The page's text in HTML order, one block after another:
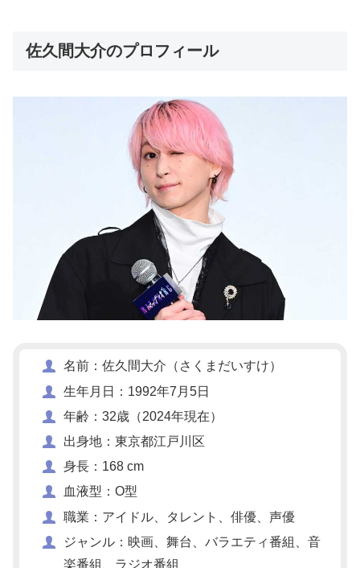
佐久間大介のプロフィール
名前：佐久間大介（さくまだいすけ）
生年月日：1992年7月5日
年齢：32歳（2024年現在）
出身地：東京都江戸川区
身長：168 cm
血液型：O型
職業：アイドル、タレント、俳優、声優
ジャンル：映画、舞台、バラエティ番組、音
楽番組、ラジオ番組